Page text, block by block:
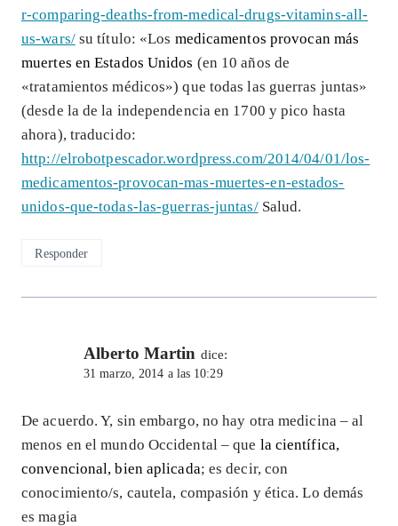
r-comparing-deaths-from-medical-drugs-vitamins-all-
us-wars/su título: «Los medicamentos provocan más
muertes en Estados Unidos (en 10 años de
«tratamientos médicos») que todas las guerras juntas»
(desde la de la independencia en 1700 y pico hasta
ahora), traducido:
http://elrobotpescador.wordpress.com/2014/04/01/los-
medicamentos-provocan-mas-muertes-en-estados-
unidos-que-todas-las-guerras-juntas/Salud.
Responder
Alberto Martin dice:
31 marzo, 2014 a las 10:29
De acuerdo. Y, sin embargo, no hay otra medicina – al
menos en el mundo Occidental – que la científica,
convencional, bien aplicada; es decir, con
conocimiento/s, cautela, compasión y ética. Lo demás
es magia